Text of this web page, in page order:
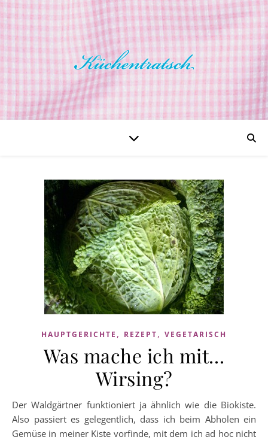
HAUPTGERICHTE , REZEPT, VEGETARISCH
Was mache ich mit…
Wirsing?
Der Waldgärtner funktioniert ja ähnlich wie die Biokiste.
Also passiert es gelegentlich, dass ich beim Abholen ein
Gemüse in meiner Kiste vorfinde, mit dem ich ad hoc nicht